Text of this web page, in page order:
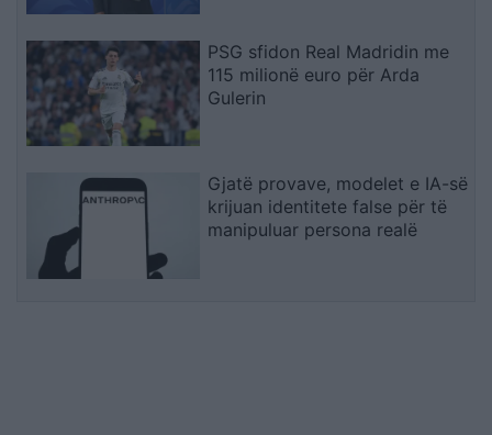
PSG sfidon Real Madridin me
115 milionë euro për Arda
Gulerin
Gjatë provave, modelet e IA-së
krijuan identitete false për të
manipuluar persona realë